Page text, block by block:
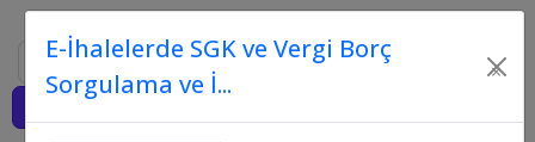
Ara
E-İhalelerde SGK ve Vergi Borç
Sorgulama ve İ...
×